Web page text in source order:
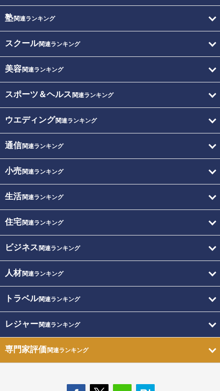
塾関連ランキング
スクール関連ランキング
美容関連ランキング
スポーツ＆ヘルス 関連ランキング
ウエディング関連ランキング
通信関連ランキング
小売関連ランキング
生活関連ランキング
住宅関連ランキング
ビジネス 関連ランキング
人材関連ランキング
トラベル関連ランキング
レジャー関連ランキング
専門家評価関連ランキング